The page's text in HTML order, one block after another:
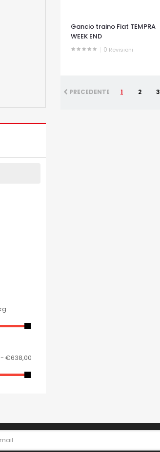
€638,00
Gancio traino Fiat TEMPRA
WEEK END
0 Revisioni
PRECEDENTE 1 2 3